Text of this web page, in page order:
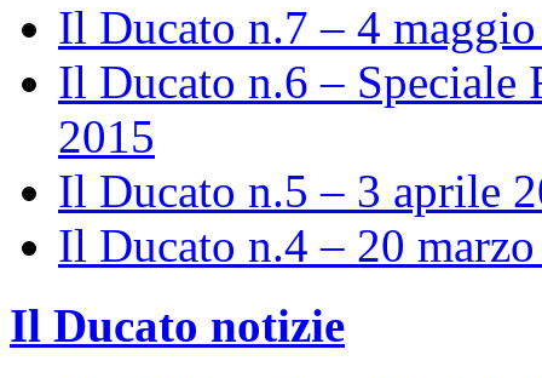
Il Ducato n.7 – 4
Il Ducato n.6 – Speciale
2015
Il Ducato n.5 – 3 aprile
Il Ducato n.4 – 20
Il Ducato notizie